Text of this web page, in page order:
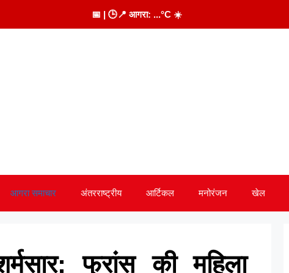
📅 | 🕒📍 आगरा: ...°C ☀️
आगरा समाचार अंतरराष्ट्रीय आर्टिकल मनोरंजन खेल
फ्रांस की महिला